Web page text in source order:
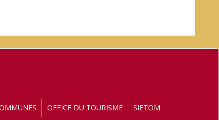
OFFICE DU TOURISME SIETOM